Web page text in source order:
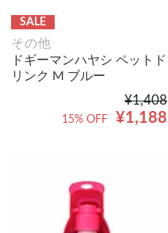
SALE
その他
ドギーマンハヤシ ペットド
リンク M ブルー
¥1,408
¥1,188
15% OFF